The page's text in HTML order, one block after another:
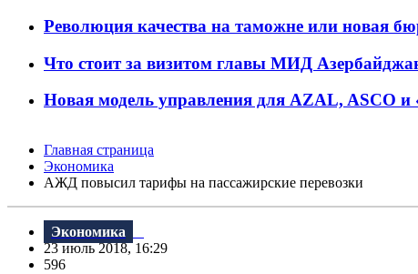
Революция качества на таможне или новая
Что стоит за визитом главы МИД
Новая модель управления для AZAL, ASCO и
Главная страница
Экономика
АЖД повысил тарифы на пассажирские перевозки
Экономика
23 июль 2018, 16:29
596